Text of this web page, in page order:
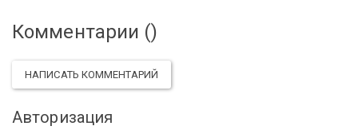
Комментарии ()
НАПИСАТЬ КОММЕНТАРИЙ
Авторизация